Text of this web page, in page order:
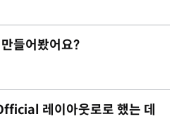
들어봤어요?
레이아웃로로 했는 데